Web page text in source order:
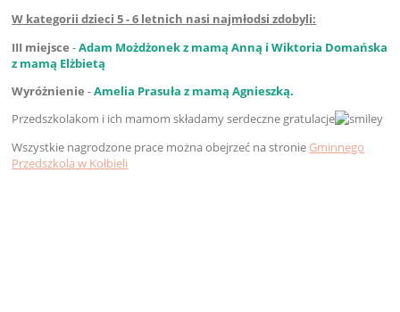
W kategorii dzieci 5 - 6 letnich nasi najmłodsi zdobyli:
III miejsce -Adam Możdżonek z mamą Anną i Wiktoria Domańska
z mamą Elżbietą
Wyróżnienie -Amelia Prasuła z mamą Agnieszką.
Przedszkolakom i ich mamom składamy serdeczne gratulacje
Wszystkie nagrodzone prace można obejrzeć na stronie Gminnego
Przedszkola w Kołbieli